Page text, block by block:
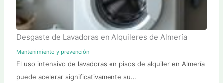
Desgaste de Lavadoras en Alquileres de Almería
Mantenimiento y prevención
El uso intensivo de lavadoras en pisos de alquiler en Almería
puede acelerar significativamente su…